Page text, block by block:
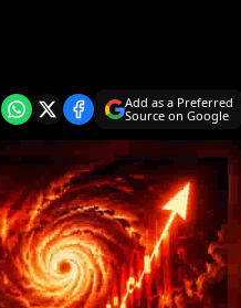
Add as a Preferred
Source on Google